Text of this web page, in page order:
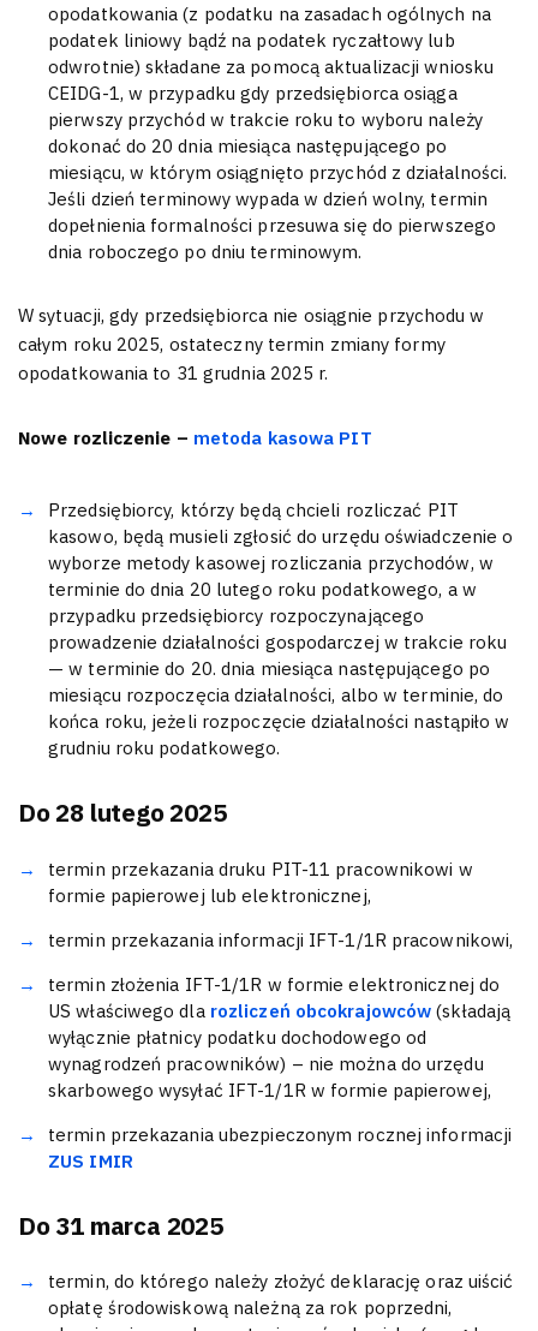
opodatkowania (z podatku na zasadach ogólnych na
podatek liniowy bądź na podatek ryczałtowy lub
odwrotnie) składane za pomocą aktualizacji wniosku
CEIDG-1, w przypadku gdy przedsiębiorca osiąga
pierwszy przychód w trakcie roku to wyboru należy
dokonać do 20 dnia miesiąca następującego po
miesiącu, w którym osiągnięto przychód z działalności.
Jeśli dzień terminowy wypada w dzień wolny, termin
dopełnienia formalności przesuwa się do pierwszego
dnia roboczego po dniu terminowym.
W sytuacji, gdy przedsiębiorca nie osiągnie przychodu w
całym roku 2025, ostateczny termin zmiany formy
opodatkowania to 31 grudnia 2025 r.
Nowe rozliczenie – metoda kasowa PIT
Przedsiębiorcy, którzy będą chcieli rozliczać PIT
kasowo, będą musieli zgłosić do urzędu oświadczenie o
wyborze metody kasowej rozliczania przychodów, w
terminie do dnia 20 lutego roku podatkowego, a w
przypadku przedsiębiorcy rozpoczynającego
prowadzenie działalności gospodarczej w trakcie roku
— w terminie do 20. dnia miesiąca następującego po
miesiącu rozpoczęcia działalności, albo w terminie, do
końca roku, jeżeli rozpoczęcie działalności nastąpiło w
grudniu roku podatkowego.
Do 28 lutego 2025
termin przekazania druku PIT-11 pracownikowi w
formie papierowej lub elektronicznej,
termin przekazania informacji IFT-1/1R pracownikowi,
termin złożenia IFT-1/1R w formie elektronicznej do
US właściwego dla rozliczeń obcokrajowców (składają
wyłącznie płatnicy podatku dochodowego od
wynagrodzeń pracowników) – nie można do urzędu
skarbowego wysyłać IFT-1/1R w formie papierowej,
termin przekazania ubezpieczonym rocznej informacji
ZUS IMIR
Do 31 marca 2025
termin, do którego należy złożyć deklarację oraz uiścić
opłatę środowiskową należną za rok poprzedni,